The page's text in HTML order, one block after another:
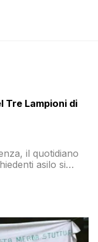
Tre Lampioni di
il quotidiano
asilo si